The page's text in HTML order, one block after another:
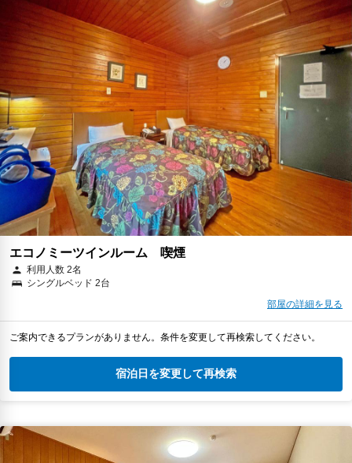
エコノミーツインルーム 喫煙
利用人数 2名
シングルベッド 2台
部屋の詳細を見る
ご案内できるプランがありません。条件を変更して再検索してください。
宿泊日を変更して再検索